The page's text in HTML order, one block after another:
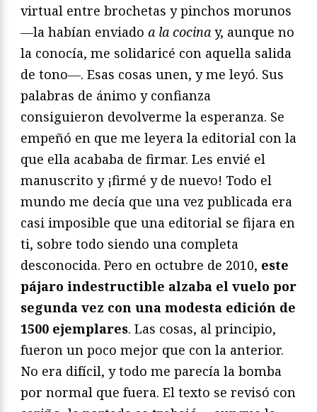
virtual entre brochetas y pinchos morunos
―la habían enviado a la cocina y, aunque no
la conocía, me solidaricé con aquella salida
de tono―. Esas cosas unen, y me leyó. Sus
palabras de ánimo y confianza
consiguieron devolverme la esperanza. Se
empeñó en que me leyera la editorial con la
que ella acababa de firmar. Les envié el
manuscrito y ¡firmé y de nuevo! Todo el
mundo me decía que una vez publicada era
casi imposible que una editorial se fijara en
ti, sobre todo siendo una completa
desconocida. Pero en octubre de 2010, este
pájaro indestructible alzaba el vuelo por
segunda vez con una modesta edición de
1500 ejemplares. Las cosas, al principio,
fueron un poco mejor que con la anterior.
No era difícil, y todo me parecía la bomba
por normal que fuera. El texto se revisó con